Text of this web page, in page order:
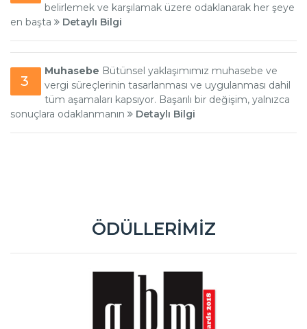
belirlemek ve karşılamak üzere odaklanarak her şeye
en başta
Detaylı Bilgi
3
Muhasebe Bütünsel yaklaşımımız muhasebe ve
vergi süreçlerinin tasarlanması ve uygulanması dahil
tüm aşamaları kapsıyor. Başarılı bir değişim, yalnızca
sonuçlara odaklanmanın
Detaylı Bilgi
ÖDÜLLERIMIZ